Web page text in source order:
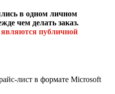
в одном личном
чем делать заказ.
публичной
лист в формате Microsoft